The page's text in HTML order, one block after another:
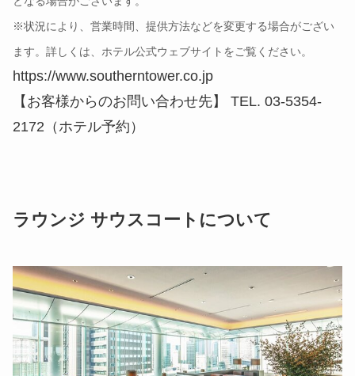
※状況により、営業時間、提供方法などを変更する場合がござい
ます。詳しくは、ホテル公式ウェブサイトをご覧ください。
https://www.southerntower.co.jp
【お客様からのお問い合わせ先】 TEL. 03-5354-
2172（ホテル予約）
ラウンジ サウスコートについて